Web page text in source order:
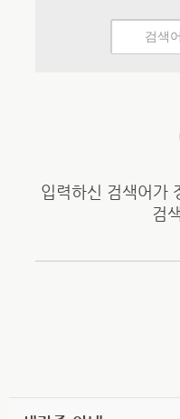
입력하신 검색어가
검